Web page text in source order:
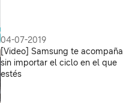
04-07-2019
[Video] Samsung te acompaña
sin importar el ciclo en el que
estés